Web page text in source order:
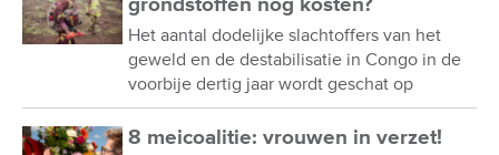
Het aantal dodelijke slachtoffers van het
geweld en de destabilisatie in Congo in de
voorbije dertig jaar wordt geschat op
8 meicoalitie: vrouwen in verzet!